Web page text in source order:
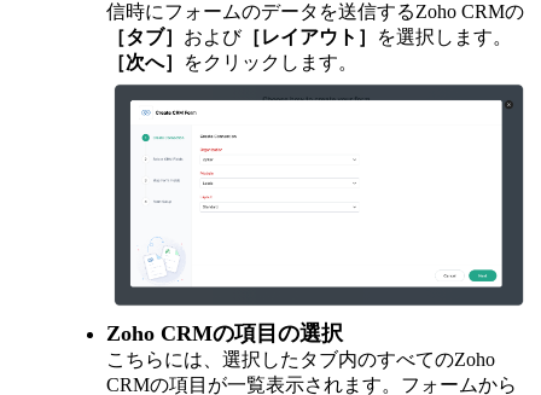
信時にフォームのデータを送信するZoho CRMの
［タブ］ および［レイアウト］
を選択します。
［次へ］
をクリックします。
Zoho CRMの項目の選択
こちらには、選択したタブ内のすべてのZoho
CRMの項目が一覧表示されます。フォームから